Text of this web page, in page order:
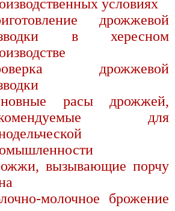
условиях
дрожжевой
в хересном
дрожжевой
расы дрожжей,
для
вызывающие порчу
молочное брожение